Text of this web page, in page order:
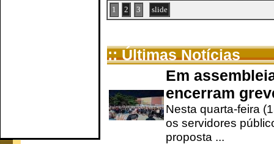
1 2 3 slide
:: Últimas Notícias
Em
encerram
Nesta quarta-feira
os servidores
proposta ...